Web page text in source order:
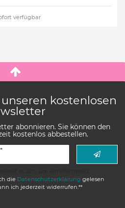
verfügbar
kostenlosen
abonnieren. Sie können den
kostenlos abbestellen.
die Daten­schutz­erklärung gelesen
ich jederzeit widerrufen.**